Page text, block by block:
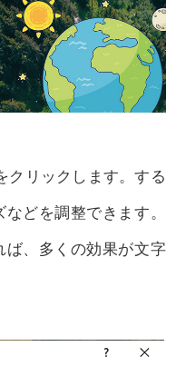
クリックします。する
どを調整できます。
ば、多くの効果が文字